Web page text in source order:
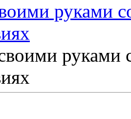
руками